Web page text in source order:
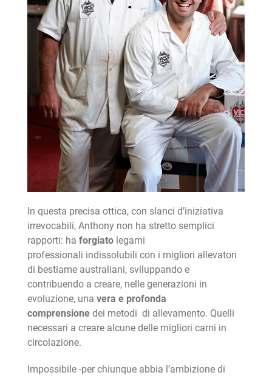
In questa precisa ottica, con slanci d’iniziativa
irrevocabili, Anthony non ha stretto semplici
rapporti: ha forgiatolegami
professionali indissolubili con i migliori allevatori
di bestiame australiani, sviluppando e
contribuendo a creare, nelle generazioni in
evoluzione, una vera e profonda
comprensionedei metodi di allevamento. Quelli
necessari a creare alcune delle migliori carni in
circolazione.
Impossibile -per chiunque abbia l’ambizione di